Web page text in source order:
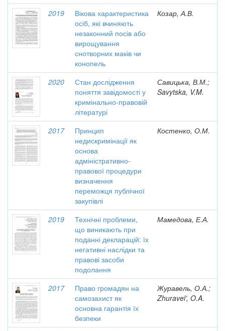
2019
Вікова характеристика
осіб, які вчиняють
незаконний посів або
вирощування
снотворних маків чи
конопель
Козар, А.В.
2020
Стан дослідження
поняття завідомості у
кримінально-правовій
літературі
Савицька, В.М.;
Savytska, V.M.
2017
Принцип
недискримінації як
основа
адміністративно-
правової процедури
визначення
переможця публічної
закупівлі
Костенко, О.М.
2019
Технічні проблеми,
що виникають при
поданні декларацій: їх
негативні наслідки та
правові засоби
подолання
Мамедова, Е.А.
2017
Право громадян на
самозахист як
основна гарантія їх
безпеки
Журавель, О.А.;
Zhuravel’, O.A.